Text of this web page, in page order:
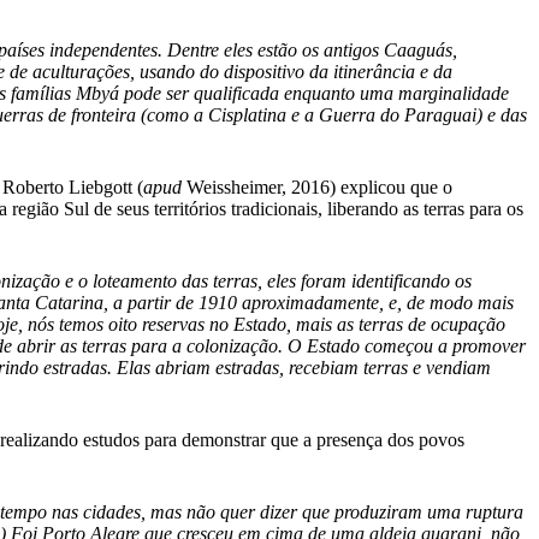
independentes. Dentre eles estão os antigos Caaguás,
aculturações, usando do dispositivo da itinerância e da
Mbyá pode ser qualificada enquanto uma marginalidade
de fronteira (como a Cisplatina e a Guerra do Paraguai) e das
Liebgott (apud Weissheimer, 2016) explicou que o
Sul de seus territórios tradicionais, liberando as terras para os
e o loteamento das terras, eles foram identificando os
Catarina, a partir de 1910 aproximadamente, e, de modo mais
nós temos oito reservas no Estado, mais as terras de ocupação
abrir as terras para a colonização. O Estado começou a promover
estradas. Elas abriam estradas, recebiam terras e vendiam
estudos para demonstrar que a presença dos povos
nas cidades, mas não quer dizer que produziram uma ruptura
Porto Alegre que cresceu em cima de uma aldeia guarani, não